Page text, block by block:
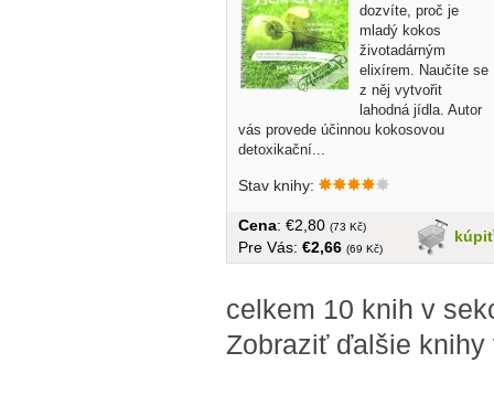
dozvíte, proč je
mladý kokos
životadárným
elixírem. Naučíte se
z něj vytvořit
lahodná jídla. Autor
vás provede účinnou kokosovou
detoxikační...
Stav knihy:
kúpiť
Cena: €2,80 (73 Kč)
Pre Vás: €2,66 (69 Kč)
celkem 10 knih v
Zobraziť ďalšie